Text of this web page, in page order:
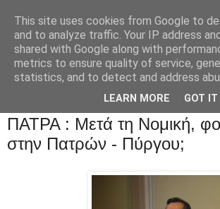
ΠΑΤΡΑ : Μετά τη Νομική,
στην Πατρών - Πύργου;
This site uses cookies from Google to
and to analyze traffic. Your IP address
shared with Google along with
metrics to ensure quality of service,
statistics, and to detect and address
LEARN MORE GOT IT